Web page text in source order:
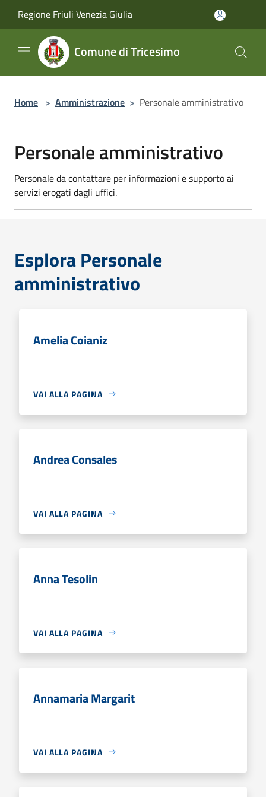
Regione Friuli Venezia Giulia
Comune di Tricesimo
Home > Amministrazione > Personale amministrativo
Personale amministrativo
Personale da contattare per informazioni e supporto ai
servizi erogati dagli uffici.
Esplora Personale
amministrativo
Amelia Coianiz
VAI ALLA PAGINA
Andrea Consales
VAI ALLA PAGINA
Anna Tesolin
VAI ALLA PAGINA
Annamaria Margarit
VAI ALLA PAGINA